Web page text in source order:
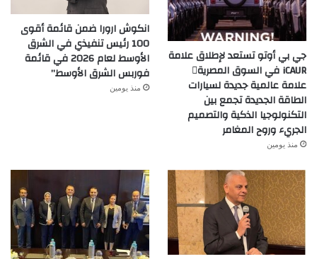
جي بي أوتو تستعد لإطلاق علامة
iCAUR في السوق المصرية
علامة عالمية جديدة لسيارات
الطاقة الجديدة تجمع بين
التكنولوجيا الذكية والتصميم
الجريء وروح المغامر
منذ يومين
انكوش ارورا ضمن قائمة أقوى
100 رئيس تنفيذي في الشرق
الأوسط لعام 2026 في قائمة
فوربس الشرق الأوسط”
منذ يومين